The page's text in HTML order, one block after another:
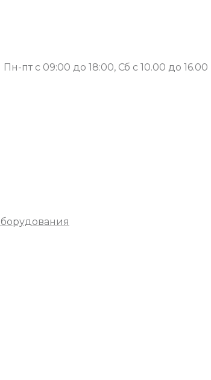
Пн-пт с 09:00 до 18:00, Сб с 10.00 до 16.00